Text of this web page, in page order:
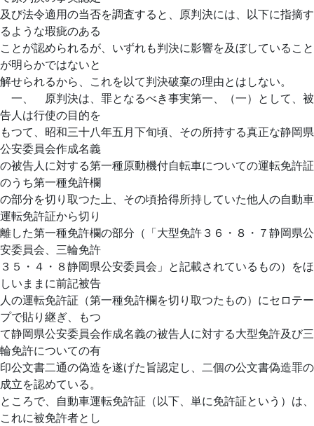
及び法令適用の当否を調査すると、原判決には、以下に指摘す
るような瑕疵のある
ことが認められるが、いずれも判決に影響を及ぼしていること
が明らかではないと
解せられるから、これを以て判決破棄の理由とはしない。
一、 原判決は、罪となるべき事実第一、（一）として、被
告人は行使の目的を
もつて、昭和三十八年五月下旬頃、その所持する真正な静岡県
公安委員会作成名義
の被告人に対する第一種原動機付自転車についての運転免許証
のうち第一種免許欄
の部分を切り取つた上、その頃拾得所持していた他人の自動車
運転免許証から切り
離した第一種免許欄の部分（「大型免許３６・８・７静岡県公
安委員会、三輪免許
３５・４・８静岡県公安委員会」と記載されているもの）をほ
しいままに前記被告
人の運転免許証（第一種免許欄を切り取つたもの）にセロテー
プで貼り継ぎ、もつ
て静岡県公安委員会作成名義の被告人に対する大型免許及び三
輪免許についての有
印公文書二通の偽造を遂げた旨認定し、二個の公文書偽造罪の
成立を認めている。
ところで、自動車運転免許証（以下、単に免許証という）は、
これに被免許者とし